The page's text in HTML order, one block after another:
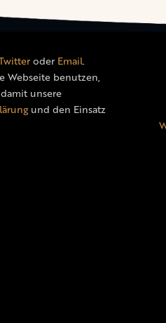
oder Email.
Webseite benutzen,
unsere
und den Einsatz